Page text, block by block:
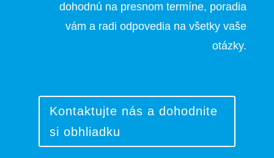
dohodnú na presnom termíne, poradia
vám a radi odpovedia na všetky vaše
otázky.
Kontaktujte nás a dohodnite
si obhliadku